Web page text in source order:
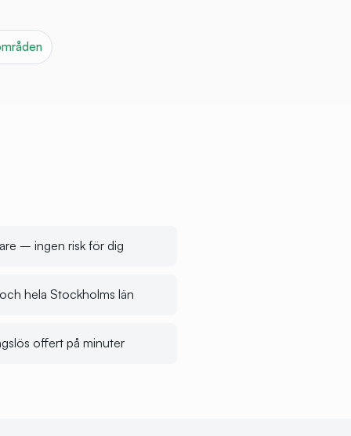
– ingen risk för dig
hela Stockholms län
offert på minuter